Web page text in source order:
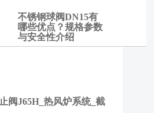
不锈钢球阀DN15有
哪些优点？规格参数
与安全性介绍
阀J65H_热风炉系统_截